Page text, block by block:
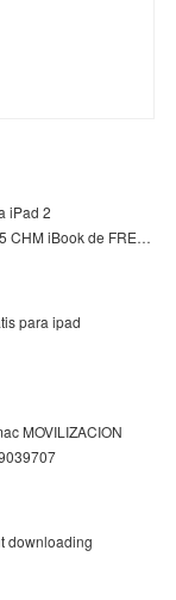
iPad 2
CHM iBook de FRE…
para ipad
MOVILIZACION
downloading